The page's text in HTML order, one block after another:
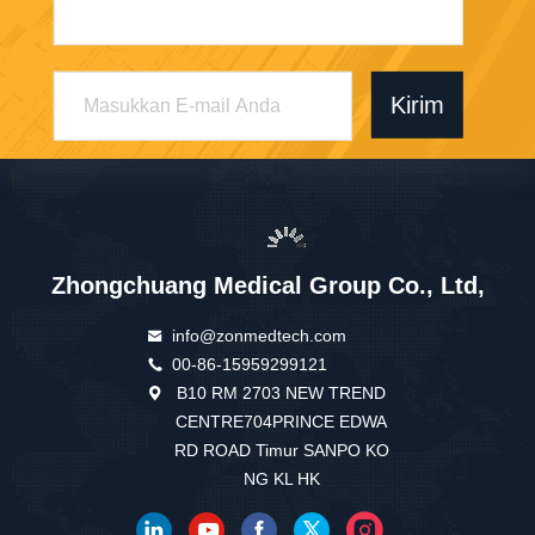
Kirim
Zhongchuang Medical Group Co., Ltd,
info@zonmedtech.com
00-86-15959299121
B10 RM 2703 NEW TREND
CENTRE704PRINCE EDWA
RD ROAD Timur SANPO KO
NG KL HK